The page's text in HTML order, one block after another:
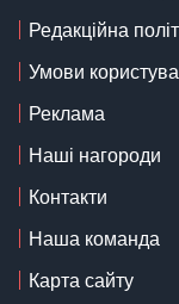
Редакційна
Умови
Реклама
Наші нагороди
Контакти
Наша команда
Карта сайту